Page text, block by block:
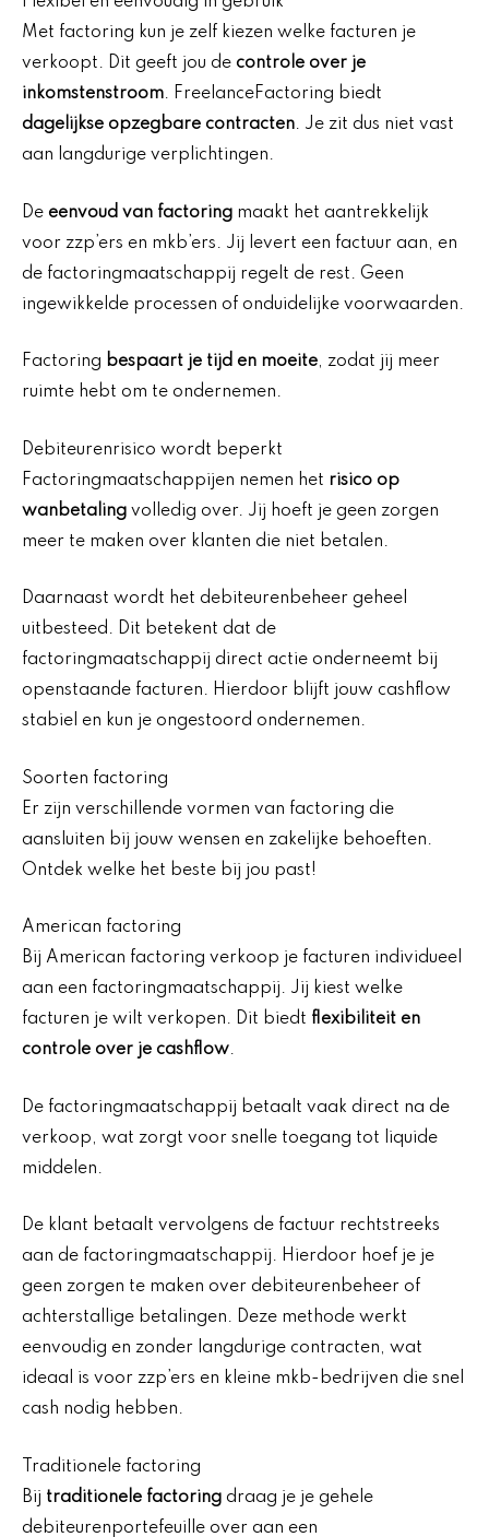
Met factoring kun je zelf kiezen welke facturen je
verkoopt. Dit geeft jou de controle over je
inkomstenstroom. FreelanceFactoring biedt
dagelijkse opzegbare contracten. Je zit dus niet vast
aan langdurige verplichtingen.
De eenvoud van factoring maakt het aantrekkelijk
voor zzp’ers en mkb’ers. Jij levert een factuur aan, en
de factoringmaatschappij regelt de rest. Geen
ingewikkelde processen of onduidelijke voorwaarden.
Factoring bespaart je tijd en moeite, zodat jij meer
ruimte hebt om te ondernemen.
Debiteurenrisico wordt beperkt
Factoringmaatschappijen nemen het risico op
wanbetaling volledig over. Jij hoeft je geen zorgen
meer te maken over klanten die niet betalen.
Daarnaast wordt het debiteurenbeheer geheel
uitbesteed. Dit betekent dat de
factoringmaatschappij direct actie onderneemt bij
openstaande facturen. Hierdoor blijft jouw cashflow
stabiel en kun je ongestoord ondernemen.
Soorten factoring
Er zijn verschillende vormen van factoring die
aansluiten bij jouw wensen en zakelijke behoeften.
Ontdek welke het beste bij jou past!
American factoring
Bij American factoring verkoop je facturen individueel
aan een factoringmaatschappij. Jij kiest welke
facturen je wilt verkopen. Dit biedt flexibiliteit en
controle over je cashflow.
De factoringmaatschappij betaalt vaak direct na de
verkoop, wat zorgt voor snelle toegang tot liquide
middelen.
De klant betaalt vervolgens de factuur rechtstreeks
aan de factoringmaatschappij. Hierdoor hoef je je
geen zorgen te maken over debiteurenbeheer of
achterstallige betalingen. Deze methode werkt
eenvoudig en zonder langdurige contracten, wat
ideaal is voor zzp’ers en kleine mkb-bedrijven die snel
cash nodig hebben.
Traditionele factoring
Bij traditionele factoring draag je je gehele
debiteurenportefeuille over aan een